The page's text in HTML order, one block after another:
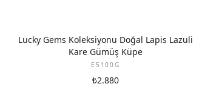
Lucky Gems Koleksiyonu Doğal Lapis Lazuli
Kare Gümüş Küpe
E5100G
₺2.880